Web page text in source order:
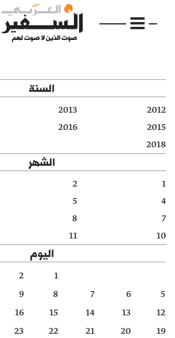
الرئيسية
مواضيع
دفاتر
الأرشيف
السنة
2012
2013
2015
2016
2018
الشهر
1
2
4
5
7
8
10
11
اليوم
1
2
5
6
7
8
9
12
13
14
15
16
19
20
21
22
23